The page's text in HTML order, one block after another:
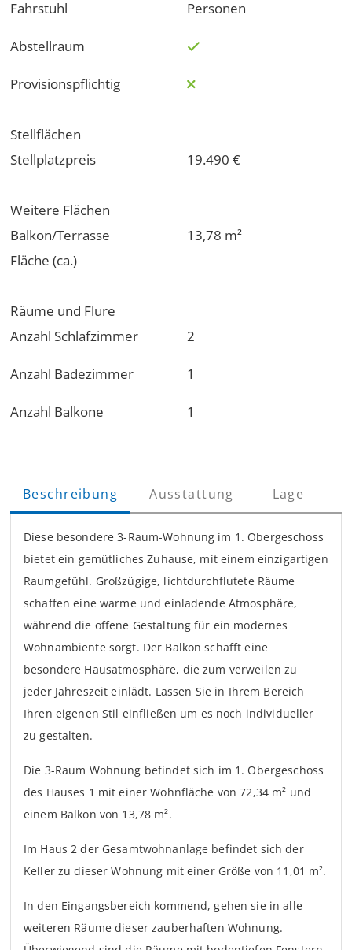
Fahrstuhl Personen
Abstellraum
Provisionspflichtig
Stellflächen
Stellplatzpreis
19.490 €
Weitere Flächen
Balkon/Terrasse
Fläche (ca.)
13,78 m²
Räume und Flure
Anzahl Schlafzimmer
2
Anzahl Badezimmer 1
Anzahl Balkone 1
Beschreibung Ausstattung Lage
Diese besondere 3-Raum-Wohnung im 1. Obergeschoss
bietet ein gemütliches Zuhause, mit einem einzigartigen
Raumgefühl. Großzügige, lichtdurchflutete Räume
schaffen eine warme und einladende Atmosphäre,
während die offene Gestaltung für ein modernes
Wohnambiente sorgt. Der Balkon schafft eine
besondere Hausatmosphäre, die zum verweilen zu
jeder Jahreszeit einlädt. Lassen Sie in Ihrem Bereich
Ihren eigenen Stil einfließen um es noch individueller
zu gestalten.
Die 3-Raum Wohnung befindet sich im 1. Obergeschoss
des Hauses 1 mit einer Wohnfläche von 72,34 m² und
einem Balkon von 13,78 m².
Im Haus 2 der Gesamtwohnanlage befindet sich der
Keller zu dieser Wohnung mit einer Größe von 11,01 m².
In den Eingangsbereich kommend, gehen sie in alle
weiteren Räume dieser zauberhaften Wohnung.